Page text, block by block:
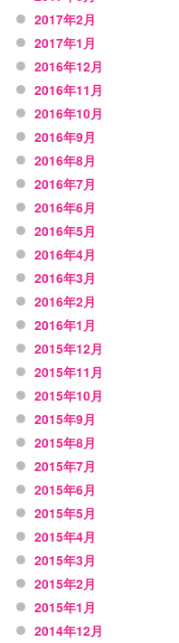
2017年2月
2017年1月
2016年12月
2016年11月
2016年10月
2016年9月
2016年8月
2016年7月
2016年6月
2016年5月
2016年4月
2016年3月
2016年2月
2016年1月
2015年12月
2015年11月
2015年10月
2015年9月
2015年8月
2015年7月
2015年6月
2015年5月
2015年4月
2015年3月
2015年2月
2015年1月
2014年12月